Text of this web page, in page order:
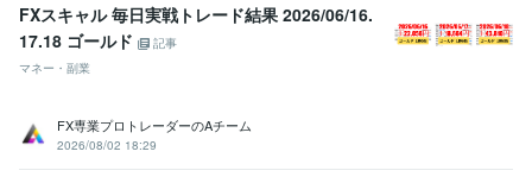
FXスキャル 毎日実戦トレード結果 2026/06/16.
17.18 ゴールド
記事
マネー・副業
FX専業プロトレーダーのAチーム
2026/08/02 18:29